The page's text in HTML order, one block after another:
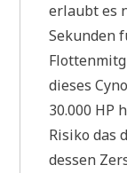
erlaubt es
Sekunden
dieses
30.000 HP
Risiko das
dessen